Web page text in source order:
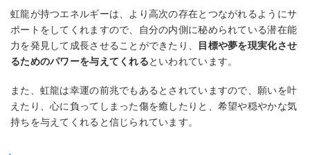
虹龍が持つエネルギーは、より高次の存在とつながれるようにサ
ポートをしてくれますので、自分の内側に秘められている潜在能
力を発見して成長させることができたり、
目標や夢を現実化させ
るためのパワーを与えてくれるといわれています。
また、虹龍は幸運の前兆でもあるとされていますので、願いを叶
えたり、心に負ってしまった傷を癒したりと、希望や穏やかな気
持ちを与えてくれると信じられています。